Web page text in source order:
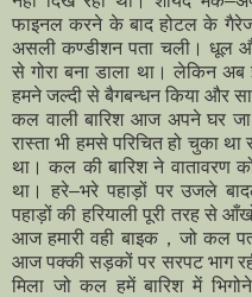
फाइनल करने के बाद होटल के
असली कण्डीशन पता चली। धूल
से गोरा बना डाला था। लेकिन
हमने जल्दी से बैगबन्धन किया और
कल वाली बारिश आज अपने घर
रास्ता भी हमसे परिचित हो चुका
था। कल की बारिश ने वातावरण
था। हरे–भरे पहाड़ों पर उजले
पहाड़ों की हरियाली पूरी तरह से
आज हमारी वही बाइक，जो कल
आज पक्की सड़कों पर सरपट भाग
मिला जो कल हमें बारिश में